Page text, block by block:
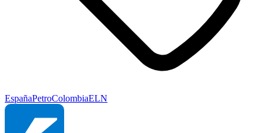
EspañaPetroColombiaELN